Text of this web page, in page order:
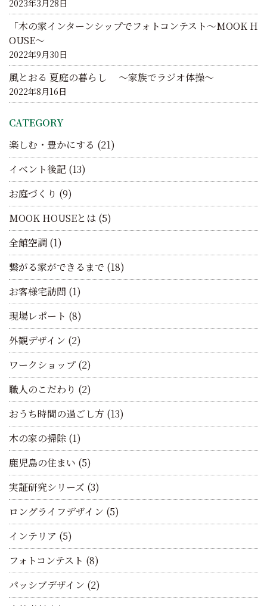
2023年3月28日
「木の家インターンシップでフォトコンテスト～MOOK H
OUSE～
2022年9月30日
風とおる 夏庭の暮らし ～家族でラジオ体操～
2022年8月16日
CATEGORY
楽しむ・豊かにする (21)
イベント後記 (13)
お庭づくり (9)
MOOK HOUSEとは (5)
全館空調 (1)
繋がる家ができるまで (18)
お客様宅訪問 (1)
現場レポート (8)
外観デザイン (2)
ワークショップ (2)
職人のこだわり (2)
おうち時間の過ごし方 (13)
木の家の掃除 (1)
鹿児島の住まい (5)
実証研究シリーズ (3)
ロングライフデザイン (5)
インテリア (5)
フォトコンテスト (8)
パッシブデザイン (2)